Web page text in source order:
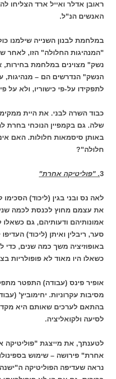
ראובן אדלר ואייל ארד הצליחו
האנשים הנ"ל.
במלחמת לבנון השנייה שילמנו
"המנהיגות החלולה" הזו, לאחר
נשק" מצוינים במלחמת בחירות,
הנשק" הנדרשים הם – מנהיגות,
לתפקידו על-פי כישוריו, ולא על
כבוד השרה לבני. את היית
שלה. גם בקמפיין הנוכחי בחרת
באותן סיסמאות חלולות. האם
חלולה"?
3. "פוליטיקה אחרת"
לאה נס ובני בגין (ליכוד)
את עצמם מחוץ לכנסת לכמה
אמונותיהם ודעותיהם, גם כשאלו
סער, ריבלין ואיתן (ליכוד)
באופוזיציה משך כמה שנים,
כשאלו היו מאוד לא פופולריות
אופיר פינס (עבודה) התפטר
מסיבות עקרוניות. יחימוביץ'
בהתאם לערכים שאותם היא
לסיעה ולקואליציה.
לטענתך, את מייצגת "פוליטיקה
אחרת" פירושה – שימוש
נראה שעדיפה הפוליטיקה